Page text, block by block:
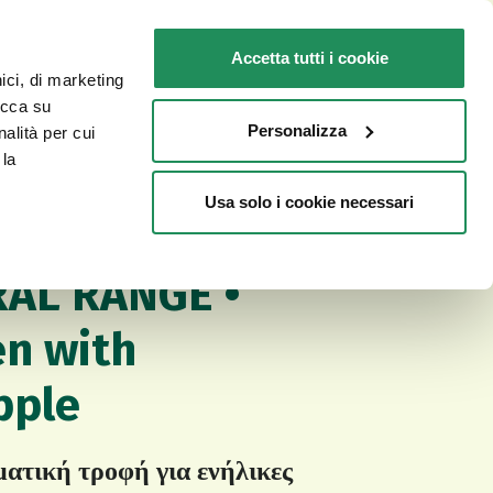
di marketing
su
per cui
Accetta tutti i cookie
Personalizza
Usa solo i cookie necessari
Επικοινωνία
ΤΗ ΓΆΤΑ ΣΑΣ ΣΗΜΕΙΑ ΠΩΛΗΣΗΣ
RANGE •
with
τροφή για ενήλικες